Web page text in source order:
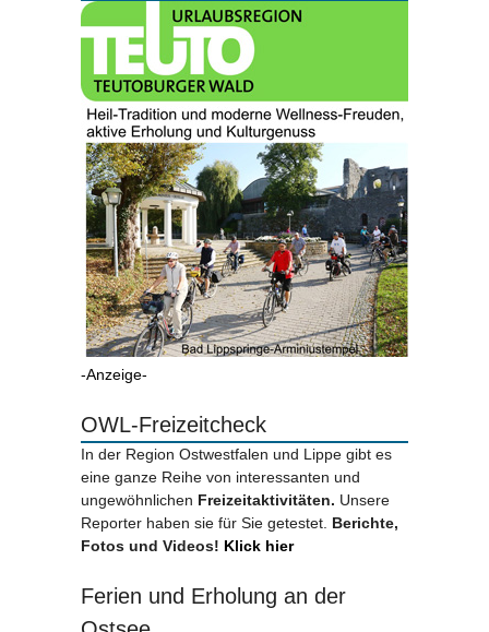
-Anzeige-
OWL-Freizeitcheck
In der Region Ostwestfalen und Lippe gibt es
eine ganze Reihe von interessanten und
ungewöhnlichen Freizeitaktivitäten. Unsere
Reporter haben sie für Sie getestet. Berichte,
Fotos und Videos! Klick hier
Ferien und Erholung an der